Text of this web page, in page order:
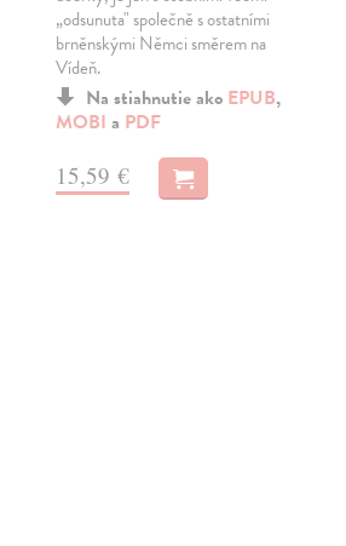
„odsunuta" společně s ostatními
brněnskými Němci směrem na
Vídeň.
Na stiahnutie ako EPUB,
MOBI a PDF
15,59 €